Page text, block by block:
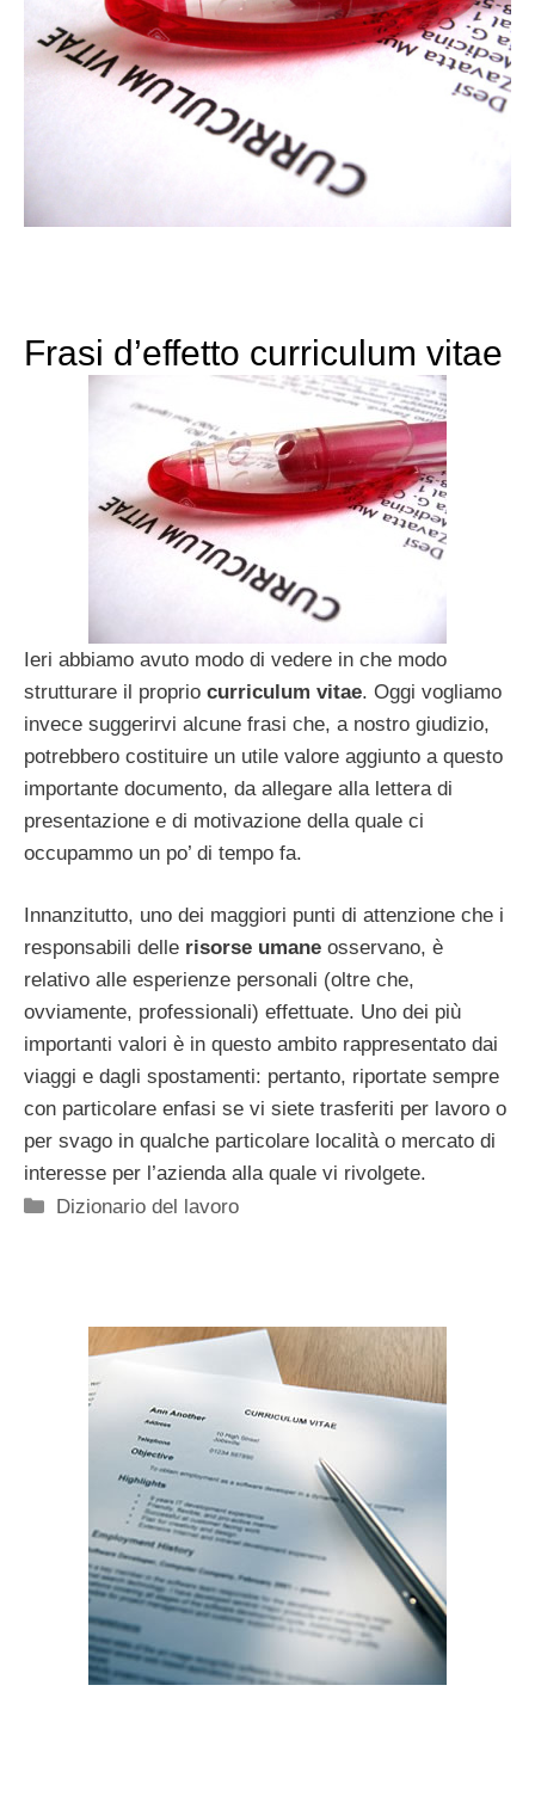
Frasi d’effetto curriculum vitae
Ieri abbiamo avuto modo di vedere in che modo
strutturare il proprio curriculum vitae. Oggi vogliamo
invece suggerirvi alcune frasi che, a nostro giudizio,
potrebbero costituire un utile valore aggiunto a questo
importante documento, da allegare alla lettera di
presentazione e di motivazione della quale ci
occupammo un po’ di tempo fa.
Innanzitutto, uno dei maggiori punti di attenzione che i
responsabili delle risorse umane osservano, è
relativo alle esperienze personali (oltre che,
ovviamente, professionali) effettuate. Uno dei più
importanti valori è in questo ambito rappresentato dai
viaggi e dagli spostamenti: pertanto, riportate sempre
con particolare enfasi se vi siete trasferiti per lavoro o
per svago in qualche particolare località o mercato di
interesse per l’azienda alla quale vi rivolgete.
Categorie
Dizionario del lavoro